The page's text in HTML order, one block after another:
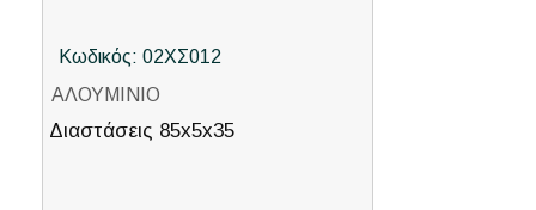
Κωδικός: 02ΧΣ012
ΑΛΟΥΜΙΝΙΟ
Διαστάσεις 85x5x35